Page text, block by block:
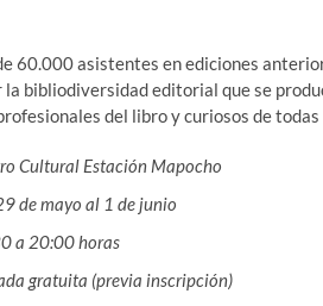
60.000 asistentes en ediciones
la bibliodiversidad editorial que se
del libro y curiosos de
Cultural Estación Mapocho
de mayo al 1 de junio
a 20:00 horas
gratuita (previa inscripción)